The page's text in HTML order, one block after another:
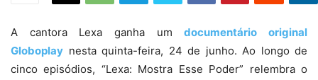
A cantora Lexa ganha umdocumentário original
Globoplay nesta quinta-feira, 24 de junho. Ao longo de
cinco episódios, “Lexa: Mostra Esse Poder” relembra o